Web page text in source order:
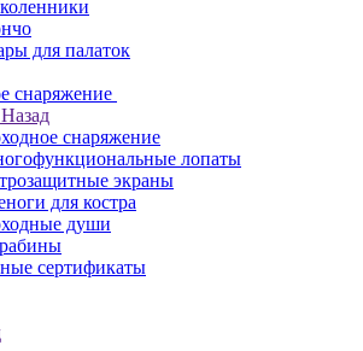
для палаток
снаряжение
Назад
снаряжение
лопаты
экраны
для костра
души
сертификаты